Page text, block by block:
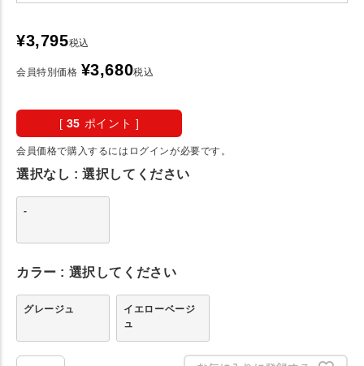
¥3,795税込
会員特別価格 ¥3,680税込
[ 35 ポイント ]
会員価格で購入するにはログインが必要です。
選択なし 選択してください
-
カラー 選択してください
グレージュ
イエローベージ
ュ